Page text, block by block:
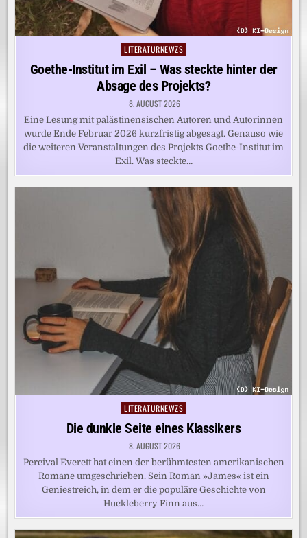
Posted
in
LITERATURNEWZS
Goethe-Institut im Exil – Was steckte hinter der
Absage des Projekts?
8. AUGUST 2026
Eine Lesung mit palästinensischen Autoren und Autorinnen
wurde Ende Februar 2026 kurzfristig abgesagt. Genauso wie
die weiteren Veranstaltungen des Projekts Goethe-Institut im
Exil. Was steckte…
Posted
in
LITERATURNEWZS
Die dunkle Seite eines Klassikers
8. AUGUST 2026
Percival Everett hat einen der berühmtesten amerikanischen
Romane umgeschrieben. Sein Roman »James« ist ein
Geniestreich, in dem er die populäre Geschichte von
Huckleberry Finn aus…